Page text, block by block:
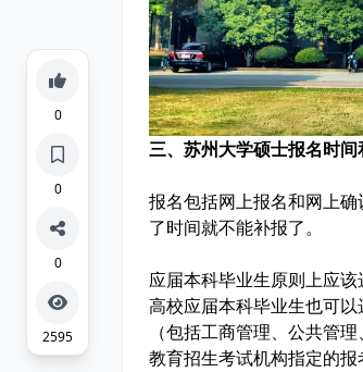
三、苏州大学硕士报名时间
报名包括网上报名和网上
了时间就不能补报了。
应届本科毕业生原则上应
高校应届本科毕业生也可
（包括工商管理、公共管
教育招生考试机构指定的报
0
0
0
2595